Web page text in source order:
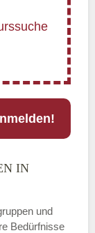
IN
und
Bedürfnisse